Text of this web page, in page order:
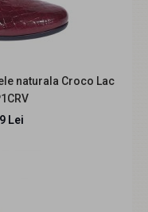
naturala Croco Lac
Lei